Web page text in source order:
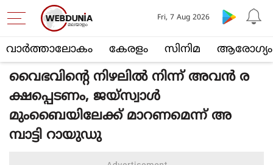
വാര്‍ത്താലോകം കേരളം സിനിമ ആരോഗ്യം
Fri, 7 Aug 2026
വൈഭവിന്റെ നിഴലില്‍ നിന്ന് അവന്‍ ര
ക്ഷപ്പെടണം, ജയ്‌സ്വാള്‍
മുംബൈയിലേക്ക് മാറണമെന്ന് അ
മ്പാട്ടി റായുഡു